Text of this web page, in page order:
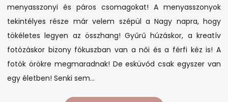
menyasszonyi és páros csomagokat! A menyasszonyok
tekintélyes része már velem szépül a Nagy napra, hogy
tökéletes legyen az összhang! Gyűrű húzáskor, a kreatív
fotózáskor bizony fókuszban van a női és a férfi kéz is! A
fotók örökre megmaradnak! De esküvőd csak egyszer van
egy életben! Senki sem…